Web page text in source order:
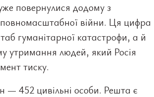
повернулися додому з
повномасштабної війни. Ця цифра
гуманітарної катастрофи, а й
утримання людей, який Росія
тиску.
— 452 цивільні особи. Решта є